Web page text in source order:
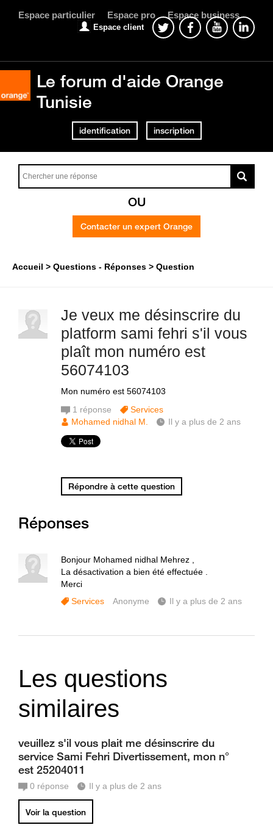
Espace particulier Espace pro Espace business
Espace client
Le forum d'aide Orange
Tunisie
identification inscription
OU
Contacter un expert Orange
Accueil Questions - Réponses Question
Je veux me désinscrire du
platform sami fehri s'il vous
plaît mon numéro est
56074103
Mon numéro est 56074103
1 réponse
Services
Mohamed nidhal M.
Il y a plus de 2 ans
Répondre à cette question
Réponses
Bonjour Mohamed nidhal Mehrez ,
La désactivation a bien été effectuée .
Merci
Services
Anonyme Il y a plus de 2 ans
Les questions
similaires
veuillez s'il vous plait me désinscrire du
service Sami Fehri Divertissement, mon n°
est 25204011
0 réponse Il y a plus de 2 ans
Voir la question